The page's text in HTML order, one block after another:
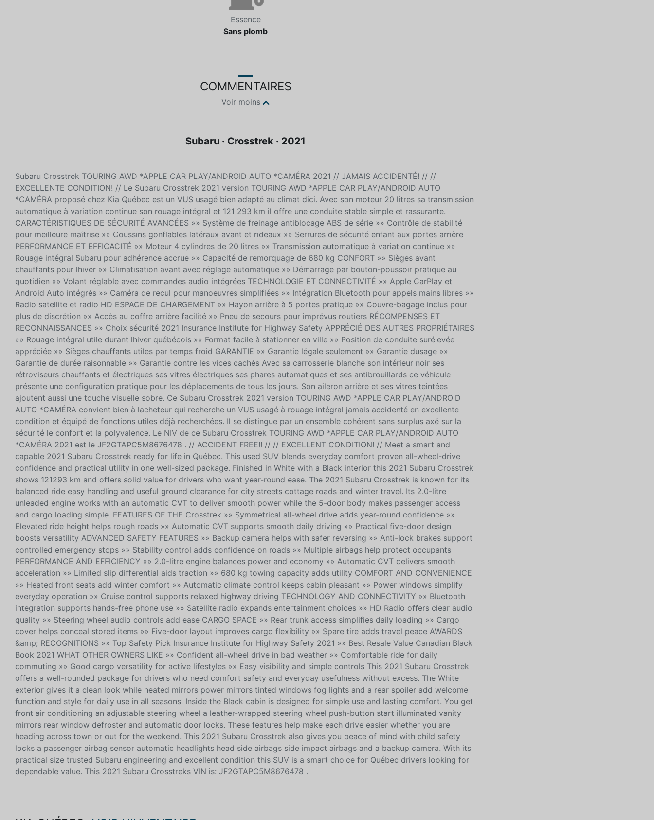
Essence
Sans plomb
COMMENTAIRES
Voir moins
Subaru · Crosstrek · 2021
Subaru Crosstrek TOURING AWD *APPLE CAR PLAY/ANDROID AUTO *CAMÉRA 2021 // JAMAIS ACCIDENTÉ! // //
EXCELLENTE CONDITION! // Le Subaru Crosstrek 2021 version TOURING AWD *APPLE CAR PLAY/ANDROID AUTO
*CAMÉRA proposé chez Kia Québec est un VUS usagé bien adapté au climat dici. Avec son moteur 20 litres sa transmission
automatique à variation continue son rouage intégral et 121 293 km il offre une conduite stable simple et rassurante.
CARACTÉRISTIQUES DE SÉCURITÉ AVANCÉES »» Système de freinage antiblocage ABS de série »» Contrôle de stabilité
pour meilleure maîtrise »» Coussins gonflables latéraux avant et rideaux »» Serrures de sécurité enfant aux portes arrière
PERFORMANCE ET EFFICACITÉ »» Moteur 4 cylindres de 20 litres »» Transmission automatique à variation continue »»
Rouage intégral Subaru pour adhérence accrue »» Capacité de remorquage de 680 kg CONFORT »» Sièges avant
chauffants pour lhiver »» Climatisation avant avec réglage automatique »» Démarrage par bouton-poussoir pratique au
quotidien »» Volant réglable avec commandes audio intégrées TECHNOLOGIE ET CONNECTIVITÉ »» Apple CarPlay et
Android Auto intégrés »» Caméra de recul pour manoeuvres simplifiées »» Intégration Bluetooth pour appels mains libres »»
Radio satellite et radio HD ESPACE DE CHARGEMENT »» Hayon arrière à 5 portes pratique »» Couvre-bagage inclus pour
plus de discrétion »» Accès au coffre arrière facilité »» Pneu de secours pour imprévus routiers RÉCOMPENSES ET
RECONNAISSANCES »» Choix sécurité 2021 Insurance Institute for Highway Safety APPRÉCIÉ DES AUTRES PROPRIÉTAIRES
»» Rouage intégral utile durant lhiver québécois »» Format facile à stationner en ville »» Position de conduite surélevée
appréciée »» Sièges chauffants utiles par temps froid GARANTIE »» Garantie légale seulement »» Garantie dusage »»
Garantie de durée raisonnable »» Garantie contre les vices cachés Avec sa carrosserie blanche son intérieur noir ses
rétroviseurs chauffants et électriques ses vitres électriques ses phares automatiques et ses antibrouillards ce véhicule
présente une configuration pratique pour les déplacements de tous les jours. Son aileron arrière et ses vitres teintées
ajoutent aussi une touche visuelle sobre. Ce Subaru Crosstrek 2021 version TOURING AWD *APPLE CAR PLAY/ANDROID
AUTO *CAMÉRA convient bien à lacheteur qui recherche un VUS usagé à rouage intégral jamais accidenté en excellente
condition et équipé de fonctions utiles déjà recherchées. Il se distingue par un ensemble cohérent sans surplus axé sur la
sécurité le confort et la polyvalence. Le NIV de ce Subaru Crosstrek TOURING AWD *APPLE CAR PLAY/ANDROID AUTO
*CAMÉRA 2021 est le JF2GTAPC5M8676478 . // ACCIDENT FREE!! // // EXCELLENT CONDITION! // Meet a smart and
capable 2021 Subaru Crosstrek ready for life in Québec. This used SUV blends everyday comfort proven all-wheel-drive
confidence and practical utility in one well-sized package. Finished in White with a Black interior this 2021 Subaru Crosstrek
shows 121293 km and offers solid value for drivers who want year-round ease. The 2021 Subaru Crosstrek is known for its
balanced ride easy handling and useful ground clearance for city streets cottage roads and winter travel. Its 2.0-litre
unleaded engine works with an automatic CVT to deliver smooth power while the 5-door body makes passenger access
and cargo loading simple. FEATURES OF THE Crosstrek »» Symmetrical all-wheel drive adds year-round confidence »»
Elevated ride height helps rough roads »» Automatic CVT supports smooth daily driving »» Practical five-door design
boosts versatility ADVANCED SAFETY FEATURES »» Backup camera helps with safer reversing »» Anti-lock brakes support
controlled emergency stops »» Stability control adds confidence on roads »» Multiple airbags help protect occupants
PERFORMANCE AND EFFICIENCY »» 2.0-litre engine balances power and economy »» Automatic CVT delivers smooth
acceleration »» Limited slip differential aids traction »» 680 kg towing capacity adds utility COMFORT AND CONVENIENCE
»» Heated front seats add winter comfort »» Automatic climate control keeps cabin pleasant »» Power windows simplify
everyday operation »» Cruise control supports relaxed highway driving TECHNOLOGY AND CONNECTIVITY »» Bluetooth
integration supports hands-free phone use »» Satellite radio expands entertainment choices »» HD Radio offers clear audio
quality »» Steering wheel audio controls add ease CARGO SPACE »» Rear trunk access simplifies daily loading »» Cargo
cover helps conceal stored items »» Five-door layout improves cargo flexibility »» Spare tire adds travel peace AWARDS
&amp; RECOGNITIONS »» Top Safety Pick Insurance Institute for Highway Safety 2021 »» Best Resale Value Canadian Black
Book 2021 WHAT OTHER OWNERS LIKE »» Confident all-wheel drive in bad weather »» Comfortable ride for daily
commuting »» Good cargo versatility for active lifestyles »» Easy visibility and simple controls This 2021 Subaru Crosstrek
offers a well-rounded package for drivers who need comfort safety and everyday usefulness without excess. The White
exterior gives it a clean look while heated mirrors power mirrors tinted windows fog lights and a rear spoiler add welcome
function and style for daily use in all seasons. Inside the Black cabin is designed for simple use and lasting comfort. You get
front air conditioning an adjustable steering wheel a leather-wrapped steering wheel push-button start illuminated vanity
mirrors rear window defroster and automatic door locks. These features help make each drive easier whether you are
heading across town or out for the weekend. This 2021 Subaru Crosstrek also gives you peace of mind with child safety
locks a passenger airbag sensor automatic headlights head side airbags side impact airbags and a backup camera. With its
practical size trusted Subaru engineering and excellent condition this SUV is a smart choice for Québec drivers looking for
dependable value. This 2021 Subaru Crosstreks VIN is: JF2GTAPC5M8676478 .